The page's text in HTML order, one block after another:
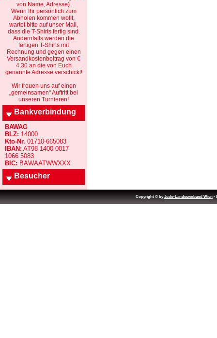
von Name, Adresse).
Wenn Ihr persönlich zum
Abholen kommen wollt,
wartet bitte auf unser Mail,
dass die T-Shirts fertig sind.
Andernfalls werden die
fertigen T-Shirts mit
Rechnung und gegen einen
Versandkostenbeitrag von €
4,30 an die von Euch
genannte Adresse verschickt!
Wir freuen uns auf einen
„gemeinsamen“ Auftritt bei
unseren Turnieren!
Bankverbindung
BAWAG
BLZ: 14000
Kto-Nr. 01710-665083
IBAN: AT98 1400 0017
1066 5083
BIC: BAWAATWWXXX
Besucher
Copyright © byJudo-Landesverband Wien -